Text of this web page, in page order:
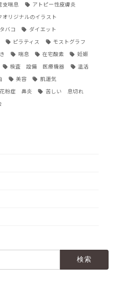
喘息 アトピー性皮膚炎
オリジナルのイラスト
タバコ ダイエット
ピラティス モストグラフ
喘息 在宅酸素 妊娠
検査 設備 医療機器 温活
美容 肌運気
花粉症 鼻炎 苦しい 息切れ